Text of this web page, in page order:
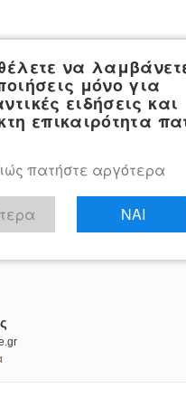
να
μόνο για
ειδήσεις και
επικαιρότητα
πατήστε αργότερα
ΝΑΙ